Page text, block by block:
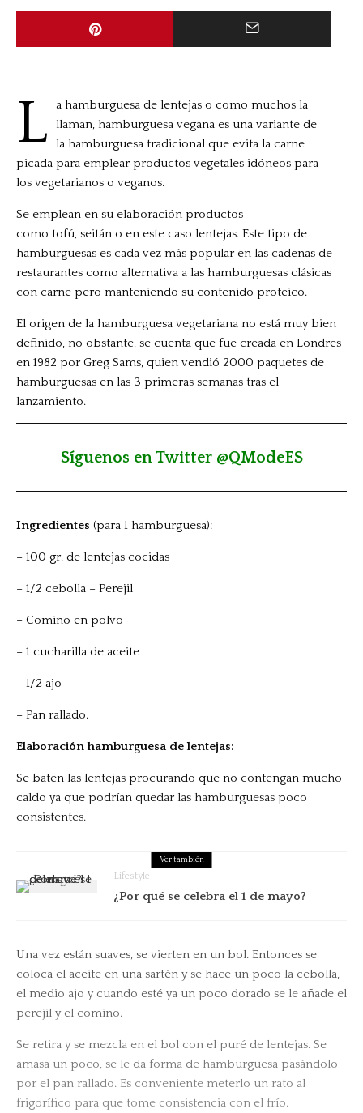
L
a hamburguesa de lentejas o como muchos la
llaman, hamburguesa vegana es una variante de
la hamburguesa tradicional que evita la carne
picada para emplear productos vegetales idóneos para
los vegetarianos o veganos.
Se emplean en su elaboración productos
como tofú, seitán o en este caso lentejas. Este tipo de
hamburguesas es cada vez más popular en las cadenas de
restaurantes como alternativa a las hamburguesas clásicas
con carne pero manteniendo su contenido proteico.
El origen de la hamburguesa vegetariana no está muy bien
definido, no obstante, se cuenta que fue creada en Londres
en 1982 por Greg Sams, quien vendió 2000 paquetes de
hamburguesas en las 3 primeras semanas tras el
lanzamiento.
Síguenos en Twitter @QModeES
Ingredientes (para 1 hamburguesa):
– 100 gr. de lentejas cocidas
– 1/2 cebolla – Perejil
– Comino en polvo
– 1 cucharilla de aceite
– 1/2 ajo
– Pan rallado.
Elaboración hamburguesa de lentejas:
Se baten las lentejas procurando que no contengan mucho
caldo ya que podrían quedar las hamburguesas poco
consistentes.
Ver también
Lifestyle
¿Por qué se celebra el 1 de mayo?
Una vez están suaves, se vierten en un bol. Entonces se
coloca el aceite en una sartén y se hace un poco la cebolla,
el medio ajo y cuando esté ya un poco dorado se le añade el
perejil y el comino.
Se retira y se mezcla en el bol con el puré de lentejas. Se
amasa un poco, se le da forma de hamburguesa pasándolo
por el pan rallado. Es conveniente meterlo un rato al
frigorífico para que tome consistencia con el frío.